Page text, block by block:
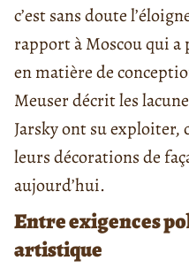
c’est sans doute
rapport à Moscou qui
en matière de
Meuser décrit les
Jarsky ont su
leurs décorations de
aujourd’hui.
Entre exigences
artistique